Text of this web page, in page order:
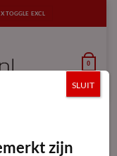
0
zijn
SLUIT